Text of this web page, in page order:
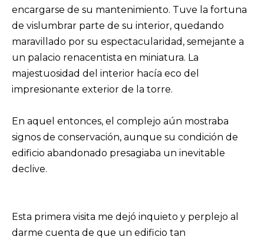
encargarse de su mantenimiento. Tuve la fortuna
de vislumbrar parte de su interior, quedando
maravillado por su espectacularidad, semejante a
un palacio renacentista en miniatura. La
majestuosidad del interior hacía eco del
impresionante exterior de la torre.
En aquel entonces, el complejo aún mostraba
signos de conservación, aunque su condición de
edificio abandonado presagiaba un inevitable
declive.
Esta primera visita me dejó inquieto y perplejo al
darme cuenta de que un edificio tan